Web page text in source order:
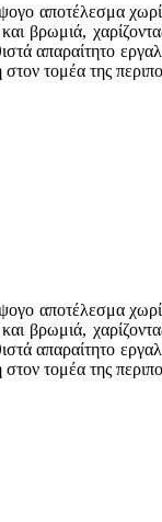
αποτέλεσμα
βρωμιά,
απαραίτητο
τομέα της
αποτέλεσμα
βρωμιά,
απαραίτητο
τομέα της